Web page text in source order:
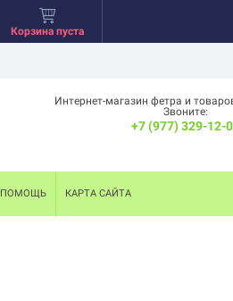
Корзина пуста
Интернет-магазин фетра и
Звоните:
+7 (977) 329-12-
ПОМОЩЬ КАРТА САЙТА